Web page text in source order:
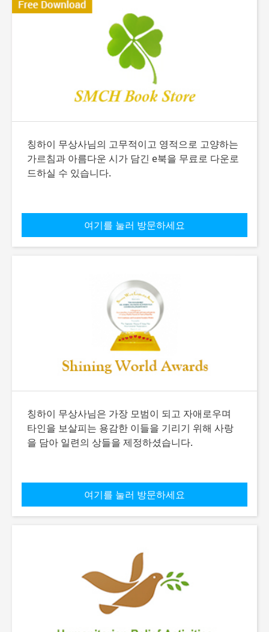
칭하이 무상사님의 고무적이고 영적으로 고양하는
가르침과 아름다운 시가 담긴 e북을 무료로 다운로
드하실 수 있습니다.
여기를 눌러 방문하세요
칭하이 무상사님은 가장 모범이 되고 자애로우며
타인을 보살피는 용감한 이들을 기리기 위해 사랑
을 담아 일련의 상들을 제정하셨습니다.
여기를 눌러 방문하세요